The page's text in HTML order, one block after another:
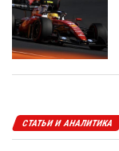
СТАТЬИ И АНАЛИТИКА